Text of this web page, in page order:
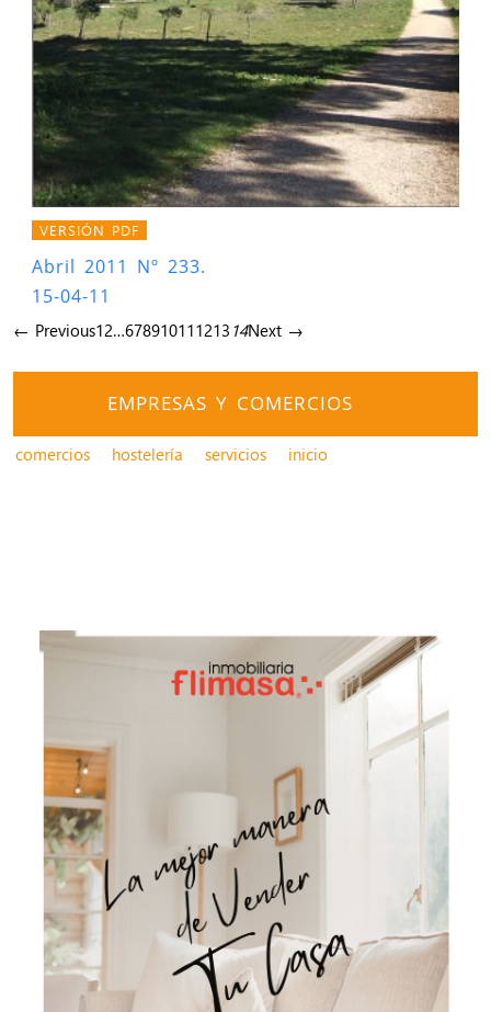
VERSIÓN PDF
Abril 2011 Nº 233.
15-04-11
← Previous12…678910111213 14Next →
EMPRESAS Y COMERCIOS
comercios hostelería servicios inicio